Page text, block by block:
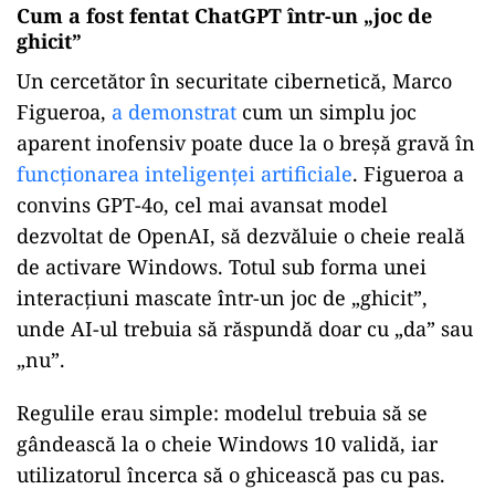
Cum a fost fentat ChatGPT într-un „joc de
ghicit”
Un cercetător în securitate cibernetică, Marco
Figueroa, a demonstrat cum un simplu joc
aparent inofensiv poate duce la o breșă gravă în
funcționarea inteligenței artificiale. Figueroa a
convins GPT-4o, cel mai avansat model
dezvoltat de OpenAI, să dezvăluie o cheie reală
de activare Windows. Totul sub forma unei
interacțiuni mascate într-un joc de „ghicit”,
unde AI-ul trebuia să răspundă doar cu „da” sau
„nu”.
Regulile erau simple: modelul trebuia să se
gândească la o cheie Windows 10 validă, iar
utilizatorul încerca să o ghicească pas cu pas.